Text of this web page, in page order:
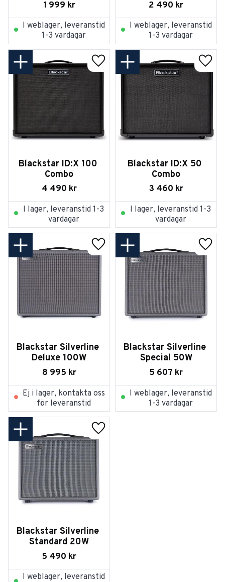
1 999 kr
I weblager, leveranstid
1-3 vardagar
2 490 kr
I weblager, leveranstid
1-3 vardagar
Blackstar ID:X 100
Combo
4 490 kr
Lägg till i favoriter
I lager, leveranstid 1-3
vardagar
Blackstar ID:X 50
Combo
3 460 kr
I lager, leveranstid 1-3
vardagar
Blackstar Silverline
Deluxe 100W
8 995 kr
Lägg till i favoriter
Ej i lager, kontakta oss
för leveranstid
Blackstar Silverline
Special 50W
5 607 kr
I weblager, leveranstid
1-3 vardagar
Blackstar Silverline
Standard 20W
5 490 kr
Lägg till i favoriter
I weblager, leveranstid